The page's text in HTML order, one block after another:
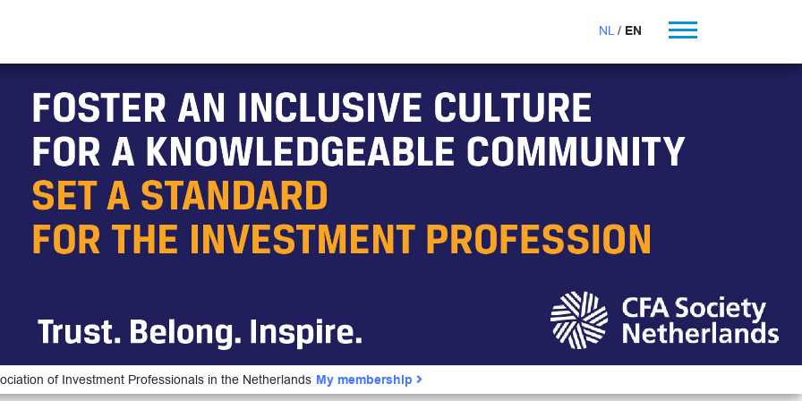
NL EN
of Investment Professionals in the Netherlands My membership